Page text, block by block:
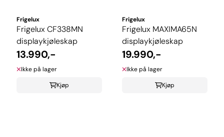
Frigelux
Frigelux CF338MN
displaykjøleskap
13.990,-
Ikke på lager
Kjøp
Frigelux
Frigelux MAXIMA65N
displaykjøleskap
19.990,-
Ikke på lager
Kjøp